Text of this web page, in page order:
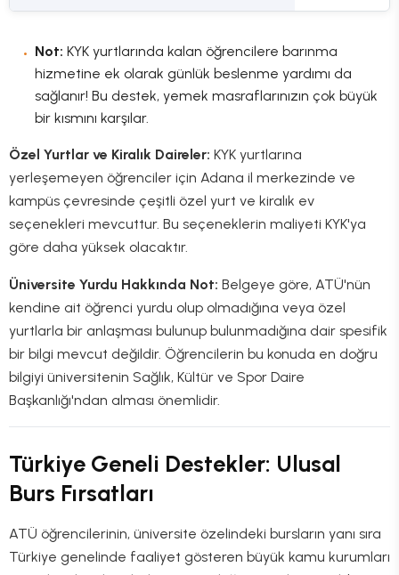
Not: KYK yurtlarında kalan öğrencilere barınma
hizmetine ek olarak günlük beslenme yardımı da
sağlanır! Bu destek, yemek masraflarınızın çok büyük
bir kısmını karşılar.
Özel Yurtlar ve Kiralık Daireler: KYK yurtlarına
yerleşemeyen öğrenciler için Adana il merkezinde ve
kampüs çevresinde çeşitli özel yurt ve kiralık ev
seçenekleri mevcuttur. Bu seçeneklerin maliyeti KYK'ya
göre daha yüksek olacaktır.
Üniversite Yurdu Hakkında Not: Belgeye göre, ATÜ'nün
kendine ait öğrenci yurdu olup olmadığına veya özel
yurtlarla bir anlaşması bulunup bulunmadığına dair spesifik
bir bilgi mevcut değildir. Öğrencilerin bu konuda en doğru
bilgiyi üniversitenin Sağlık, Kültür ve Spor Daire
Başkanlığı'ndan alması önemlidir.
Türkiye Geneli Destekler: Ulusal
Burs Fırsatları
ATÜ öğrencilerinin, üniversite özelindeki bursların yanı sıra
Türkiye genelinde faaliyet gösteren büyük kamu kurumları